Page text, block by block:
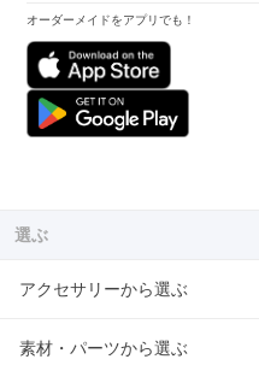
オーダーメイドをアプリでも！
選ぶ
アクセサリーから選ぶ
素材・パーツから選ぶ